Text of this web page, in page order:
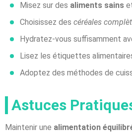
Misez sur des aliments sains
Choisissez des céréales
Hydratez-vous suffisamment
Lisez les étiquettes
Adoptez des méthodes de
Astuces
Maintenir une alimentation